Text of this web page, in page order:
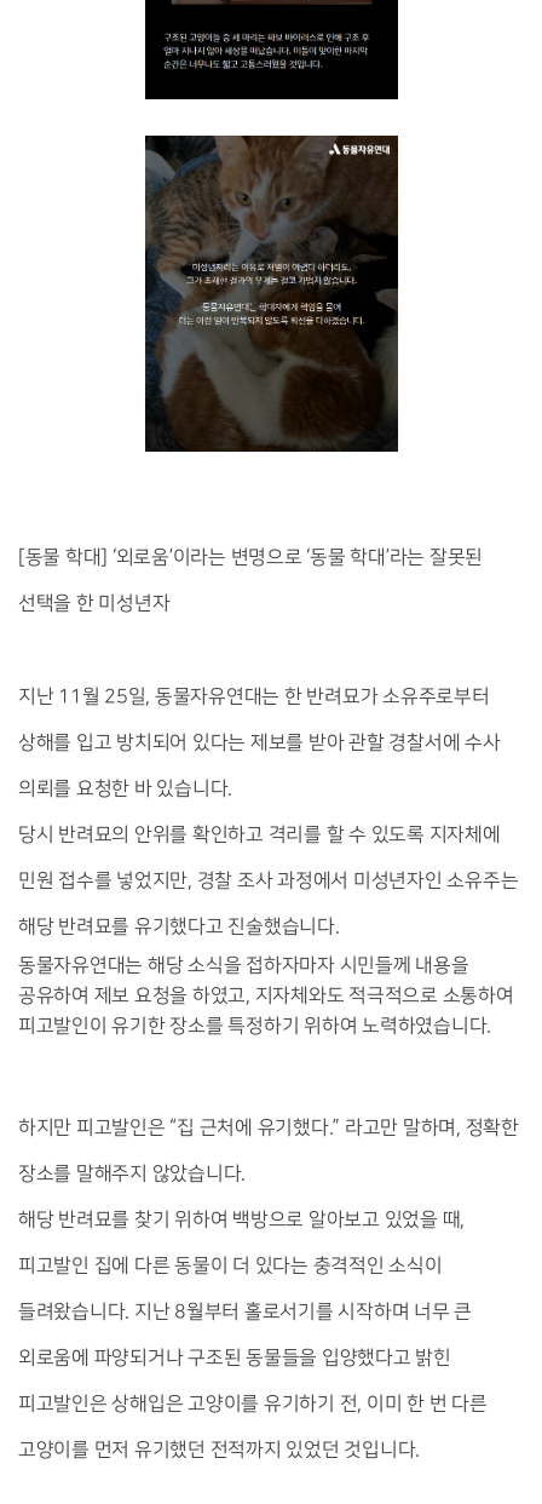
[동물 학대] ‘외로움’이라는 변명으로 ‘동물 학대’라는 잘못된
선택을 한 미성년자
지난 11월 25일, 동물자유연대는 한 반려묘가 소유주로부터
상해를 입고 방치되어 있다는 제보를 받아 관할 경찰서에 수사
의뢰를 요청한 바 있습니다.
당시 반려묘의 안위를 확인하고 격리를 할 수 있도록 지자체에
민원 접수를 넣었지만, 경찰 조사 과정에서 미성년자인 소유주는
해당 반려묘를 유기했다고 진술했습니다.
동물자유연대는 해당 소식을 접하자마자 시민들께 내용을
공유하여 제보 요청을 하였고, 지자체와도 적극적으로 소통하여
피고발인이 유기한 장소를 특정하기 위하여 노력하였습니다.
하지만 피고발인은 “집 근처에 유기했다.” 라고만 말하며, 정확한
장소를 말해주지 않았습니다.
해당 반려묘를 찾기 위하여 백방으로 알아보고 있었을 때,
피고발인 집에 다른 동물이 더 있다는 충격적인 소식이
들려왔습니다. 지난 8월부터 홀로서기를 시작하며 너무 큰
외로움에 파양되거나 구조된 동물들을 입양했다고 밝힌
피고발인은 상해입은 고양이를 유기하기 전, 이미 한 번 다른
고양이를 먼저 유기했던 전적까지 있었던 것입니다.